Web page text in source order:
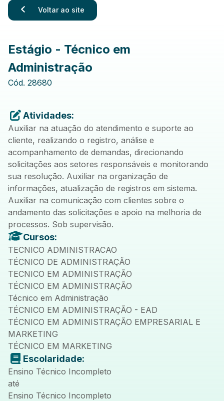
Voltar ao site
Estágio - Técnico em
Administração
Cód. 28680
Atividades:
Auxiliar na atuação do atendimento e suporte ao
cliente, realizando o registro, análise e
acompanhamento de demandas, direcionando
solicitações aos setores responsáveis e monitorando
sua resolução. Auxiliar na organização de
informações, atualização de registros em sistema.
Auxiliar na comunicação com clientes sobre o
andamento das solicitações e apoio na melhoria de
processos. Sob supervisão.
Cursos:
TECNICO ADMINISTRACAO
TÉCNICO DE ADMINISTRAÇÃO
TECNICO EM ADMINISTRAÇÃO
TÉCNICO EM ADMINISTRAÇÃO
Técnico em Administração
TÉCNICO EM ADMINISTRAÇÃO - EAD
TÉCNICO EM ADMINISTRAÇÃO EMPRESARIAL E
MARKETING
TÉCNICO EM MARKETING
Escolaridade:
Ensino Técnico Incompleto
até
Ensino Técnico Incompleto